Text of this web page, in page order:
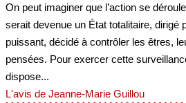
On peut imaginer que l’action se
serait devenue un État totalitaire, dirigé
puissant, décidé à contrôler les êtres,
pensées. Pour exercer cette
dispose...
L'avis de Jeanne-Marie Guillou